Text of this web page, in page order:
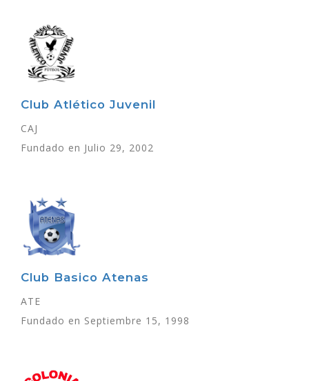
Club Atlético Juvenil
CAJ
Fundado en Julio 29, 2002
Club Basico Atenas
ATE
Fundado en Septiembre 15, 1998